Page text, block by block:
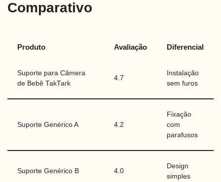
Comparativo
Produto Avaliação Diferencial
Suporte para Câmera
de Bebê TakTark
4.7
Instalação
sem furos
Suporte Genérico A 4.2
Fixação
com
parafusos
Suporte Genérico B 4.0
Design
simples